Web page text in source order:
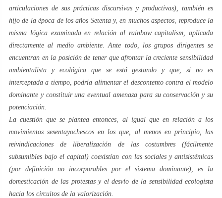
articulaciones de sus prácticas discursivas y productivas), también es
hijo de la época de los años Setentay, en muchos aspectos, reproduce la
misma lógica examinada en relación al rainbow capitalism , aplicada
directamente al medio ambiente. Ante todo, los grupos dirigentes se
encuentran en la posición de tener que afrontar la creciente sensibilidad
ambientalista y ecológica que se está gestando y que, si no es
interceptada a tiempo, podría alimentar el descontento contra el modelo
dominante y constituir una eventual amenaza para su conservación y su
potenciación.
La cuestión que se plantea entonces, al igual que en relación a los
movimientossesentayochescos en los que, al menos en principio, las
reivindicaciones de liberalización de las costumbres (fácilmente
subsumibles bajo el capital) coexistían con las sociales y antisistémicas
(por definición no incorporables por el sistema dominante), es la
domesticación de las protestas y el desvío de la sensibilidad ecologista
hacia los circuitos de la valorización